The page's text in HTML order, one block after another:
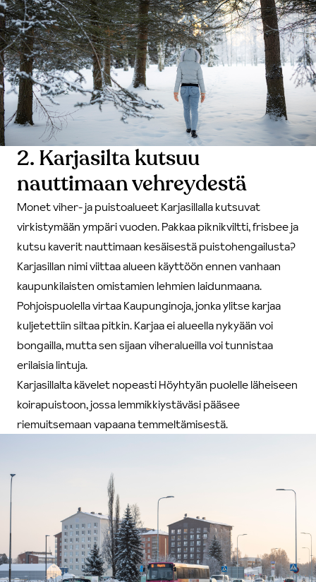
2. Karjasilta kutsuu
nauttimaan vehreydestä
Monet viher- ja puistoalueet Karjasillalla kutsuvat
virkistymään ympäri vuoden. Pakkaa piknikviltti, frisbee ja
kutsu kaverit nauttimaan kesäisestä puistohengailusta?
Karjasillan nimi viittaa alueen käyttöön ennen vanhaan
kaupunkilaisten omistamien lehmien laidunmaana.
Pohjoispuolella virtaa Kaupunginoja, jonka ylitse karjaa
kuljetettiin siltaa pitkin. Karjaa ei alueella nykyään voi
bongailla, mutta sen sijaan viheralueilla voi tunnistaa
erilaisia lintuja.
Karjasillalta kävelet nopeasti Höyhtyän puolelle läheiseen
koirapuistoon, jossa lemmikkiystäväsi pääsee
riemuitsemaan vapaana temmeltämisestä.